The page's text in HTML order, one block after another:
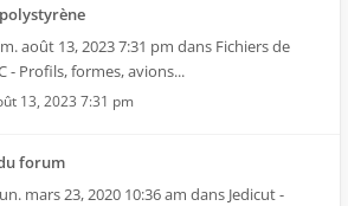
août 13, 2023 7:31 pm dans Fichiers de
- Profils, formes, avions...
13, 2023 7:31 pm
forum
mars 23, 2020 10:36 am dans Jedicut -